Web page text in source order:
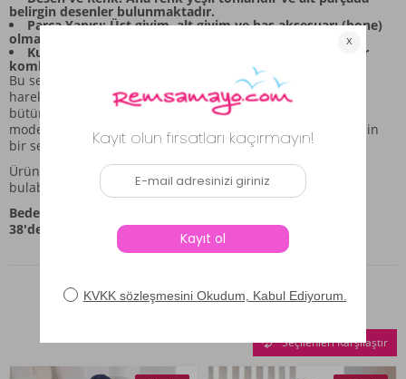
belirgin desenler bulunmaktadır.
Parça Yapısı: Üst giyim, alt giyim ve baş aksesuarı (bone)
olmak üzere üç ana bileşenden oluşur.
Kullanım Amacı: Günlük aktiviteler için şık ve rahat bir
kombin sunar.
Bu set, parçaların birbirini desteklemesini ve kullanıcının
hareket özgürlüğünü kısıtlamamasını ön planda tutarak
bütüncül bir stil oluşturur. REMSA Mayo, REMSA-900-303
modeli ile bu kombinle stil sahibi bir görünüm arayanlar için
bir seçenek sunar.
Ürün kodu REMSA-900-303 ile bu özel parçayı kolayca
bulabilirsiniz.
Beden Bilgisi:
38'den 46'ya kadar beden alternatifleri sunulmaktadır.
Benzer Ürünler
Seçilenleri Karşılaştır